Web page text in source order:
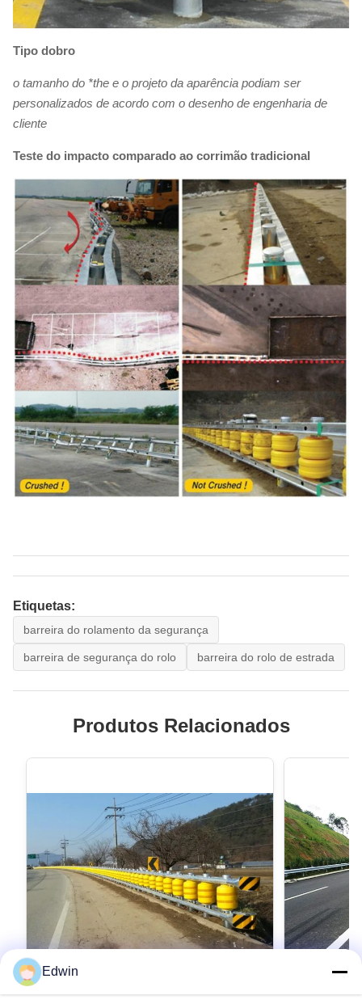
Tipo dobro
o tamanho do *the e o projeto da aparência podiam ser
personalizados de acordo com o desenho de engenharia de
cliente
Teste do impacto comparado ao corrimão tradicional
Etiquetas:
barreira do rolamento da segurança
barreira de segurança do rolo barreira do rolo de estrada
Produtos Relacionados
Edwin